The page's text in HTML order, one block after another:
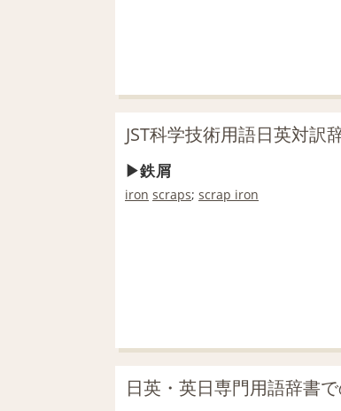
JST科学技術用語日英対訳
鉄屑
iron scraps; scrap iron
日英・英日専門用語辞書